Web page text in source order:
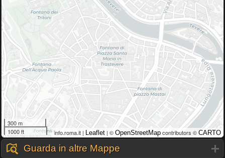
300 m
1000 ft
info.roma.it | Leaflet | © OpenStreetMap contributors © CARTO
Guarda in altre Mappe